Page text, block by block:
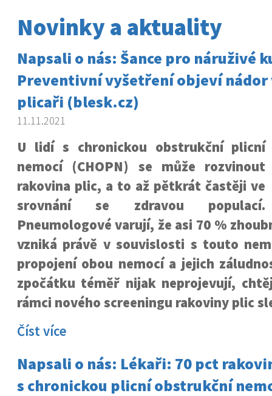
Novinky a aktuality
Napsali o nás: Šance pro náruživé
Preventivní vyšetření objeví
plicaři (blesk.cz)
11.11.2021
U lidí s chronickou obstrukční plicní
nemocí (CHOPN) se může rozvinout
rakovina plic, a to až pětkrát častěji ve
srovnání se zdravou populací.
Pneumologové varují, že asi 70 %
vzniká právě v souvislosti s touto
propojení obou nemocí a jejich
zpočátku téměř nijak neprojevují,
rámci nového screeningu rakoviny plic
Číst více
Napsali o nás: Lékaři: 70 pct
s chronickou plicní obstrukční